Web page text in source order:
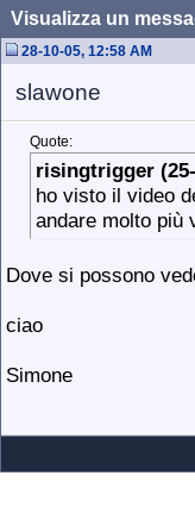
Visualizza un
28-10-05, 12:58 AM
slawone
Quote:
risingtrigger
ho visto il video
andare molto più
Dove si possono
ciao
Simone